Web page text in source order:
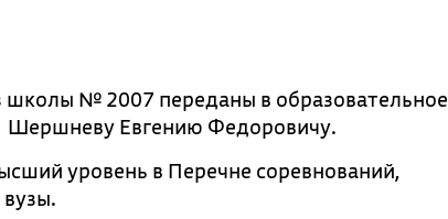
№ 2007 переданы в образовательное
Шершневу Евгению Федоровичу.
уровень в Перечне соревнований,